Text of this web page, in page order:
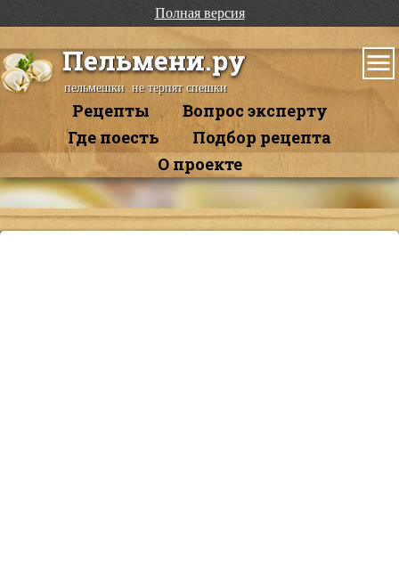
Полная версия
Пельмени.ру
пельмешки не терпят спешки
Рецепты
Вопрос эксперту
Где поесть
Подбор рецепта
О проекте